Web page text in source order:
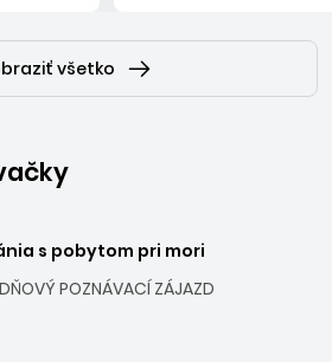
všetko
s pobytom pri mori
POZNÁVACÍ ZÁJAZD